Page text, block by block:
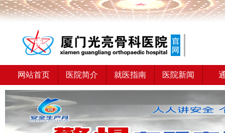
网站首页 医院简介 就医指南 医院新闻